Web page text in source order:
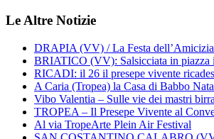
Le Altre Notizie
DRAPIA (VV) / La Festa dell’Amicizia
BRIATICO (VV): Salsicciata in piazza
RICADI: il 26 il presepe vivente
A Caria (Tropea) la Casa di Babbo
Vibo Valentia – Sulle vie dei mastri
TROPEA – Il Presepe Vivente al
Al via TropeArte Plein Air Festival